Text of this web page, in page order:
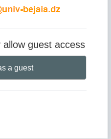
guest access
a guest